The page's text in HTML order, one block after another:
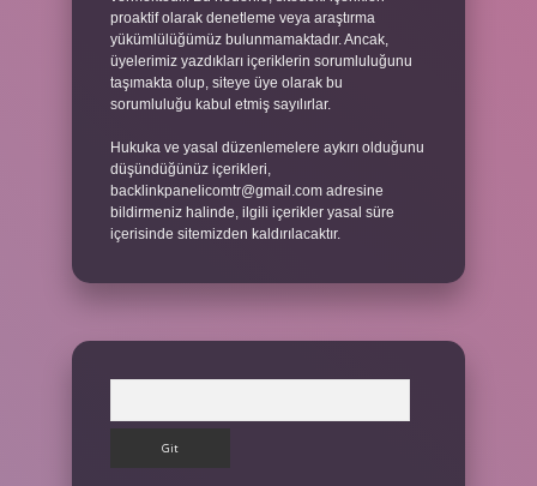
proaktif olarak denetleme veya araştırma
yükümlülüğümüz bulunmamaktadır. Ancak,
üyelerimiz yazdıkları içeriklerin sorumluluğunu
taşımakta olup, siteye üye olarak bu
sorumluluğu kabul etmiş sayılırlar.
Hukuka ve yasal düzenlemelere aykırı olduğunu
düşündüğünüz içerikleri,
backlinkpanelicomtr@gmail.com adresine
bildirmeniz halinde, ilgili içerikler yasal süre
içerisinde sitemizden kaldırılacaktır.